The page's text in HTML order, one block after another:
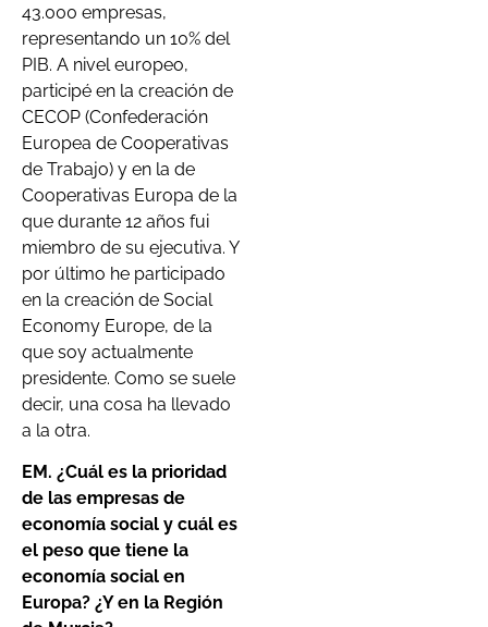
43.000 empresas,
representando un 10% del
PIB. A nivel europeo,
participé en la creación de
CECOP (Confederación
Europea de Cooperativas
de Trabajo) y en la de
Cooperativas Europa de la
que durante 12 años fui
miembro de su ejecutiva. Y
por último he participado
en la creación de Social
Economy Europe, de la
que soy actualmente
presidente. Como se suele
decir, una cosa ha llevado
a la otra.
EM. ¿Cuál es la prioridad
de las empresas de
economía social y cuál es
el peso que tiene la
economía social en
Europa? ¿Y en la Región